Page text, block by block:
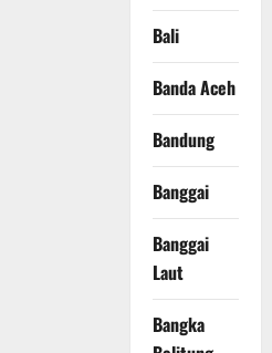
Bali
Banda Aceh
Bandung
Banggai
Banggai
Laut
Bangka